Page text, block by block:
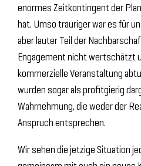
enormes Zeitkontingent der
hat. Umso trauriger war es für
aber lauter Teil der
Engagement nicht wertschätzt
kommerzielle Veranstaltung
wurden sogar als profitgierig
Wahrnehmung, die weder der
Anspruch entsprechen.
Wir sehen die jetzige Situation